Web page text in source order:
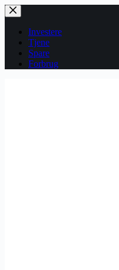
Fortsæt
til
indholdInvestere
Tjene
Spare
Forbrug